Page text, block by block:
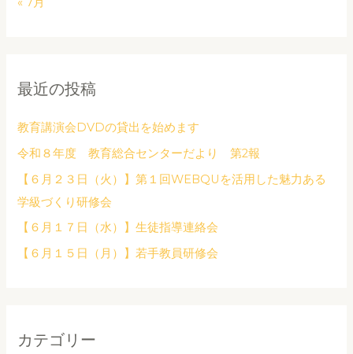
最近の投稿
教育講演会DVDの貸出を始めます
令和８年度 教育総合センターだより 第2報
【６月２３日（火）】第１回WEBQUを活用した魅力ある
学級づくり研修会
【６月１７日（水）】生徒指導連絡会
【６月１５日（月）】若手教員研修会
カテゴリー